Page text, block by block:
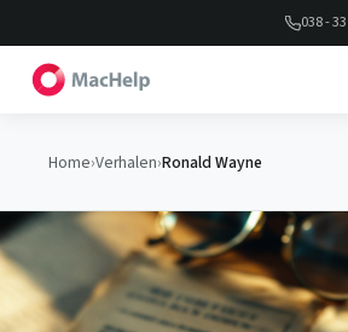
038 -
Home›Verhalen›Ronald Wayne